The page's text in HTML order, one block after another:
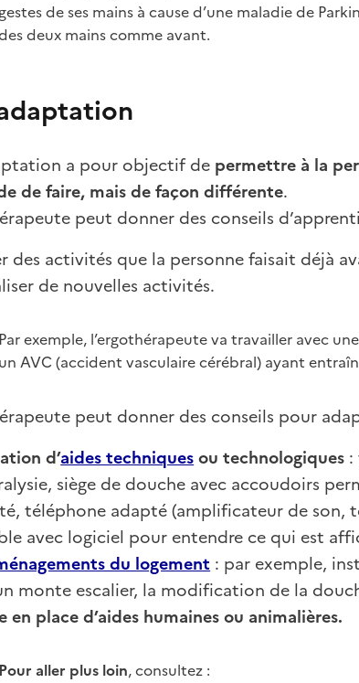
gestes de ses mains à cause d’une maladie de
deux mains comme avant.
a pour objectif de permettre à la
de faire, mais de façon différente.
peut donner des conseils
des activités que la personne faisait déjà
de nouvelles activités.
Par exemple, l’ergothérapeute va travailler avec
un AVC (accident vasculaire cérébral) ayant
peut donner des conseils pour
d’aides techniques ou technologiques :
siège de douche avec accoudoirs
téléphone adapté (amplificateur de son,
avec logiciel pour entendre ce qui est
du logement : par exemple,
monte escalier, la modification de la
en place d’aides humaines ou animalières.
Pour aller plus loin, consultez :